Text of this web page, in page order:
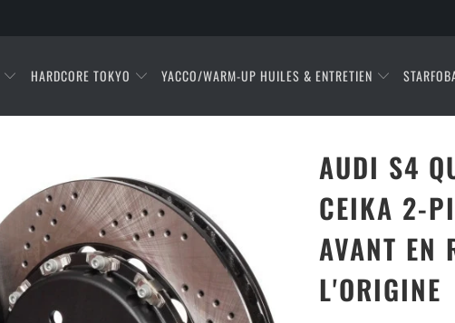
HARDCORE TOKYO YACCO/WARM-UP HUILES & ENTRETIEN
AUDI S4
CEIKA 2-
AVANT EN
L'ORIGINE